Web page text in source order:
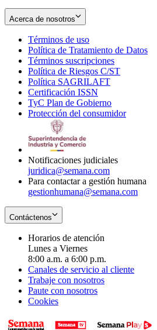
Acerca de nosotros
Términos de uso
in
new
window
Política de Tratamiento de Datos
Términos suscripciones
in
Política de Riesgos C/ST
Política SAGRILAFT
new
window
Certificación ISSN
in
new
TyC Plan de Gobierno
in
Protección del consumidorOpens
Notificaciones judiciales
juridica@semana.com
Para contactar a gestión humana
gestionhumana@semana.com
Contáctenos
Horarios de atención
Lunes a Viernes
8:00 a.m. a 6:00 p.m.
Canales de servicio al cliente
Trabaje con nosotros
Paute con nosotros
Cookies